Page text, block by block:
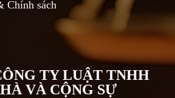
Chính sách
TY LUẬT TNHH
VÀ CỘNG SỰ